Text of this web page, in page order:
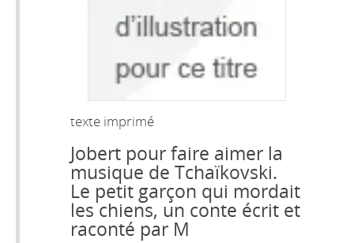
texte imprimé
Jobert pour faire aimer la
musique de Tchaïkovski.
Le petit garçon qui mordait
les chiens, un conte écrit et
raconté par M